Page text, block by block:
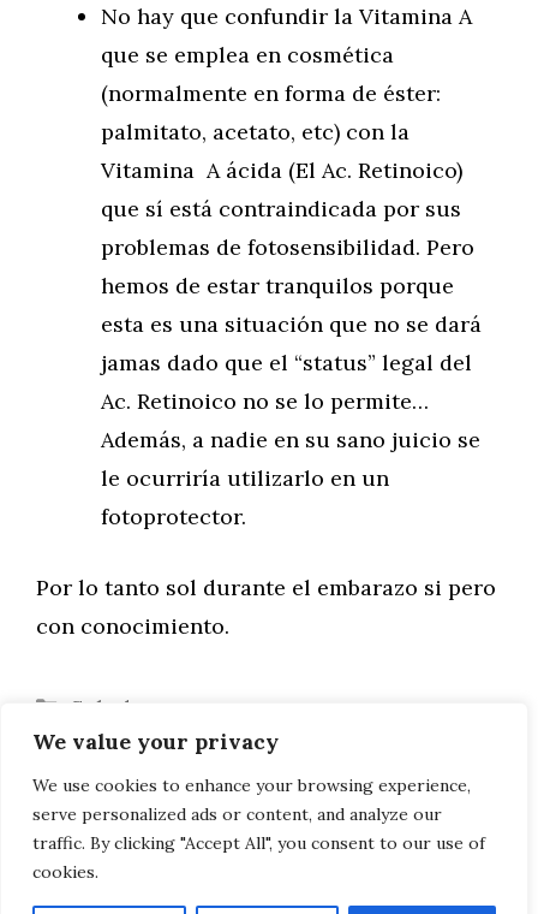
We value your privacy
We use cookies to enhance your browsing experience,
serve personalized ads or content, and analyze our
traffic. By clicking "Accept All", you consent to our use of
cookies.
No hay que confundir la Vitamina A
que se emplea en cosmética
(normalmente en forma de éster:
palmitato, acetato, etc) con la
Vitamina A ácida (El Ac. Retinoico)
que sí está contraindicada por sus
problemas de fotosensibilidad. Pero
hemos de estar tranquilos porque
esta es una situación que no se dará
jamas dado que el “status” legal del
Ac. Retinoico no se lo permite…
Además, a nadie en su sano juicio se
le ocurriría utilizarlo en un
fotoprotector.
Por lo tanto sol durante el embarazo si pero
con conocimiento.
Categorías
Salud
Etiquetas
Embarazo,Mujer,Sol
Viajar sin mareos en el coche
Abdominales de cemento